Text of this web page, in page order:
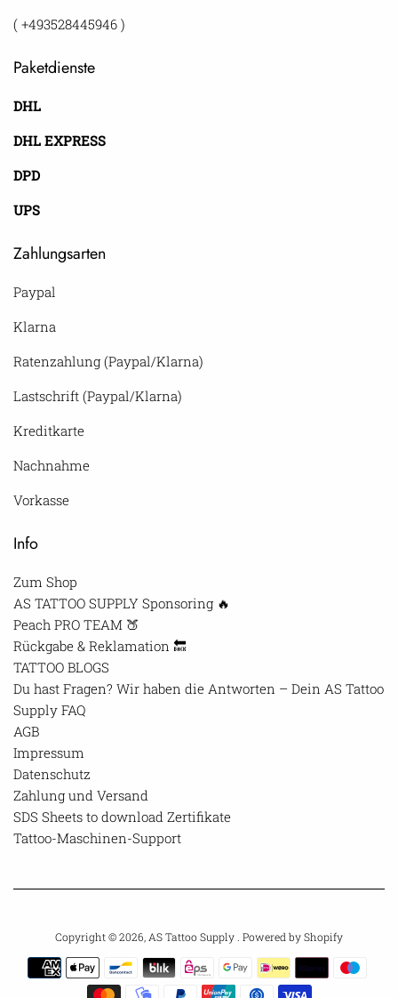
( +493528445946 )
Paketdienste
DHL
DHL EXPRESS
DPD
UPS
Zahlungsarten
Paypal
Klarna
Ratenzahlung (Paypal/Klarna)
Lastschrift (Paypal/Klarna)
Kreditkarte
Nachnahme
Vorkasse
Info
Zum Shop
AS TATTOO SUPPLY Sponsoring 🔥
Peach PRO TEAM 🍑
Rückgabe & Reklamation 🔙
TATTOO BLOGS
Du hast Fragen? Wir haben die Antworten – Dein AS Tattoo
Supply FAQ
AGB
Impressum
Datenschutz
Zahlung und Versand
SDS Sheets to download Zertifikate
Tattoo-Maschinen-Support
Copyright © 2026, AS Tattoo Supply . Powered by Shopify
Payment
icons